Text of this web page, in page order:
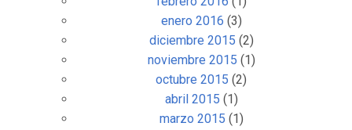
enero 2016 (3)
diciembre 2015 (2)
noviembre 2015 (1)
octubre 2015 (2)
abril 2015 (1)
marzo 2015 (1)